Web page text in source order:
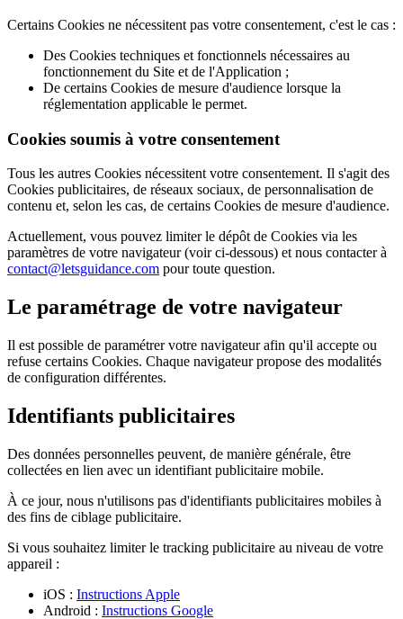
Certains Cookies ne nécessitent pas votre consentement, c'est le cas :
Des Cookies techniques et fonctionnels nécessaires au
fonctionnement du Site et de l'Application ;
De certains Cookies de mesure d'audience lorsque la
réglementation applicable le permet.
Cookies soumis à votre consentement
Tous les autres Cookies nécessitent votre consentement. Il s'agit des
Cookies publicitaires, de réseaux sociaux, de personnalisation de
contenu et, selon les cas, de certains Cookies de mesure d'audience.
Actuellement, vous pouvez limiter le dépôt de Cookies via les
paramètres de votre navigateur (voir ci-dessous) et nous contacter à
contact@letsguidance.com pour toute question.
Le paramétrage de votre navigateur
Il est possible de paramétrer votre navigateur afin qu'il accepte ou
refuse certains Cookies. Chaque navigateur propose des modalités
de configuration différentes.
Identifiants publicitaires
Des données personnelles peuvent, de manière générale, être
collectées en lien avec un identifiant publicitaire mobile.
À ce jour, nous n'utilisons pas d'identifiants publicitaires mobiles à
des fins de ciblage publicitaire.
Si vous souhaitez limiter le tracking publicitaire au niveau de votre
appareil :
iOS : Instructions Apple
Android : Instructions Google